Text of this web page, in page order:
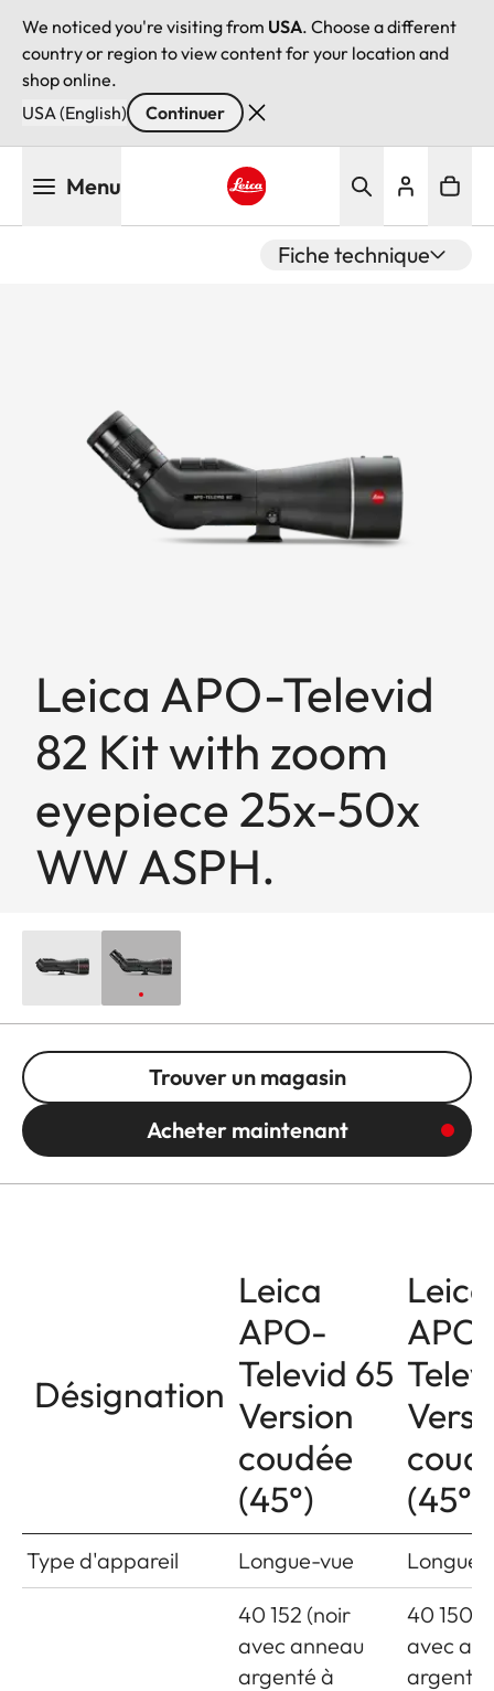
We noticed you're visiting from USA. Choose a different
country or region to view content for your location and
shop online.
USA (English)
Continuer
Menu
Fiche technique
Leica APO-Televid
82 Kit with zoom
eyepiece 25x-50x
WW ASPH.
Trouver un magasin
Acheter maintenant
Désignation
Leica
APO-
Televid 65
Version
coudée
(45°)
Leica
(45°)
Type d'appareil Longue-vue Longue-
40 152 (noir
avec anneau
argenté à
40 150
avec
argenté